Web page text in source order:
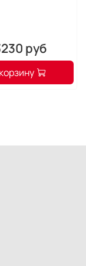
данных до 80
10 за
вы сможете
в
на
руб